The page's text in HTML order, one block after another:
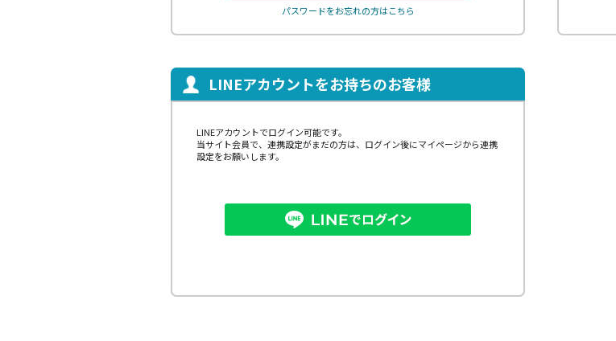
パスワードをお忘れの方はこちら
LINEアカウントをお持ちのお客様
LINEアカウントでログイン可能です。
当サイト会員で、連携設定がまだの方は、ログイン後にマイページから連携
設定をお願いします。